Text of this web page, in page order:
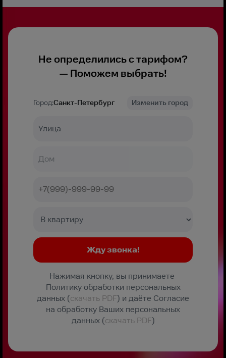
Не определились с тарифом?
— Поможем выбрать!
Город:Санкт-Петербург Изменить город
Нажимая кнопку, вы принимаете
Политику обработки персональных
данных (скачать PDF) и даёте Согласие
на обработку Ваших персональных
данных (скачать PDF)